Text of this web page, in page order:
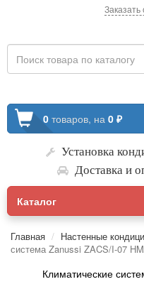
0 товаров, на 0 ₽
Установка
Доставка и
Каталог
Главная Настенные
система Zanussi ZACS/I-07
Климатические